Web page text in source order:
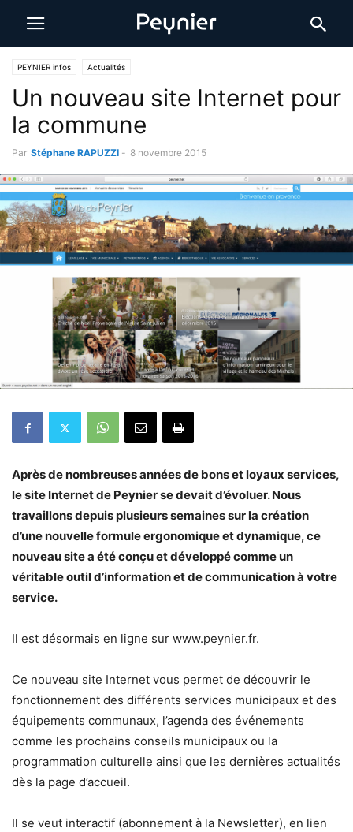
PEYNIER infos Actualités
Un nouveau site Internet pour
la commune
Par Stéphane RAPUZZI - 8 novembre 2015
Après de nombreuses années de bons et loyaux services,
le site Internet de Peynier se devait d’évoluer. Nous
travaillons depuis plusieurs semaines sur la création
d’une nouvelle formule ergonomique et dynamique, ce
nouveau site a été conçu et développé comme un
véritable outil d’information et de communication à votre
service.
Il est désormais en ligne sur www.peynier.fr.
Ce nouveau site Internet vous permet de découvrir le
fonctionnement des différents services municipaux et des
équipements communaux, l’agenda des événements
comme les prochains conseils municipaux ou la
programmation culturelle ainsi que les dernières actualités
dès la page d’accueil.
Il se veut interactif (abonnement à la Newsletter), en lien